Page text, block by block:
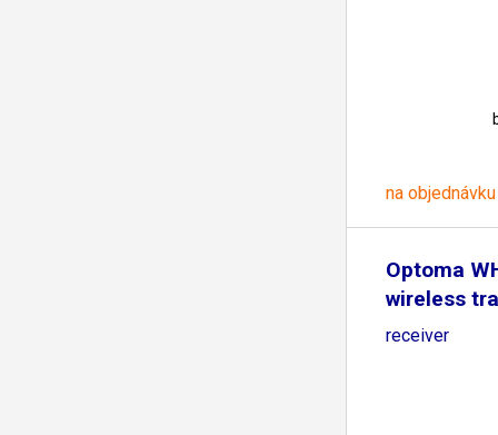
na objednávku
Optoma
wireless
and
receiver